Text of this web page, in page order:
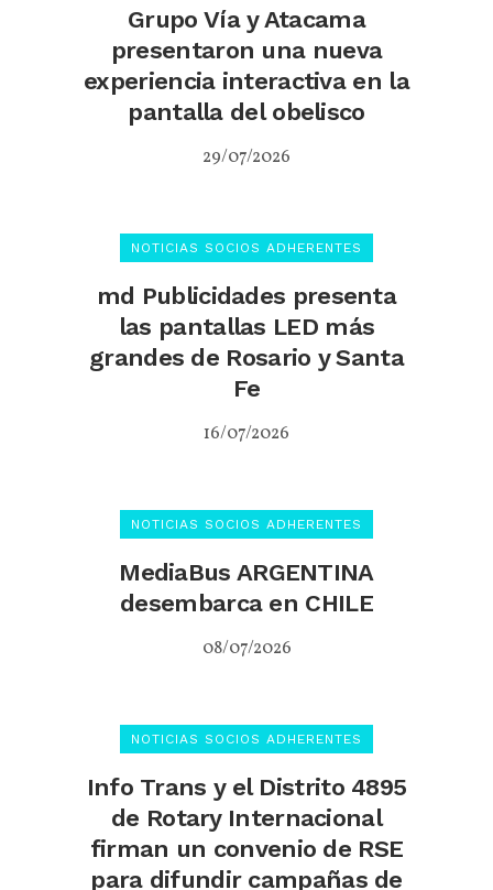
Grupo Vía y Atacama
presentaron una nueva
experiencia interactiva en la
pantalla del obelisco
29/07/2026
NOTICIAS SOCIOS ADHERENTES
md Publicidades presenta
las pantallas LED más
grandes de Rosario y Santa
Fe
16/07/2026
NOTICIAS SOCIOS ADHERENTES
MediaBus ARGENTINA
desembarca en CHILE
08/07/2026
NOTICIAS SOCIOS ADHERENTES
Info Trans y el Distrito 4895
de Rotary Internacional
firman un convenio de RSE
para difundir campañas de